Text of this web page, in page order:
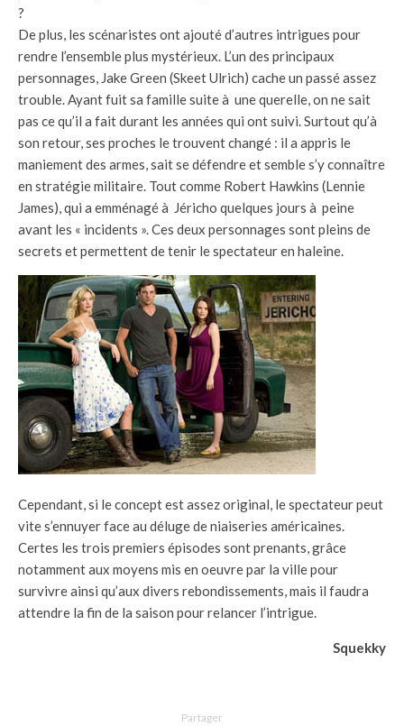
?
De plus, les scénaristes ont ajouté d’autres intrigues pour
rendre l’ensemble plus mystérieux. L’un des principaux
personnages, Jake Green (Skeet Ulrich) cache un passé assez
trouble. Ayant fuit sa famille suite à une querelle, on ne sait
pas ce qu’il a fait durant les années qui ont suivi. Surtout qu’à
son retour, ses proches le trouvent changé : il a appris le
maniement des armes, sait se défendre et semble s’y connaître
en stratégie militaire. Tout comme Robert Hawkins (Lennie
James), qui a emménagé à Jéricho quelques jours à peine
avant les « incidents ». Ces deux personnages sont pleins de
secrets et permettent de tenir le spectateur en haleine.
Cependant, si le concept est assez original, le spectateur peut
vite s’ennuyer face au déluge de niaiseries américaines.
Certes les trois premiers épisodes sont prenants, grâce
notamment aux moyens mis en oeuvre par la ville pour
survivre ainsi qu’aux divers rebondissements, mais il faudra
attendre la fin de la saison pour relancer l’intrigue.
Squekky
Partager